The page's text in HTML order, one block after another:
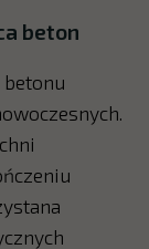
beton